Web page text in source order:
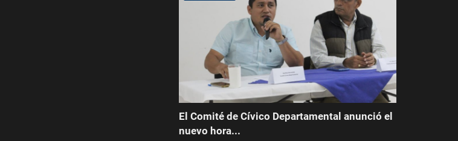
El Comité de Cívico Departamental anunció el
nuevo hora...